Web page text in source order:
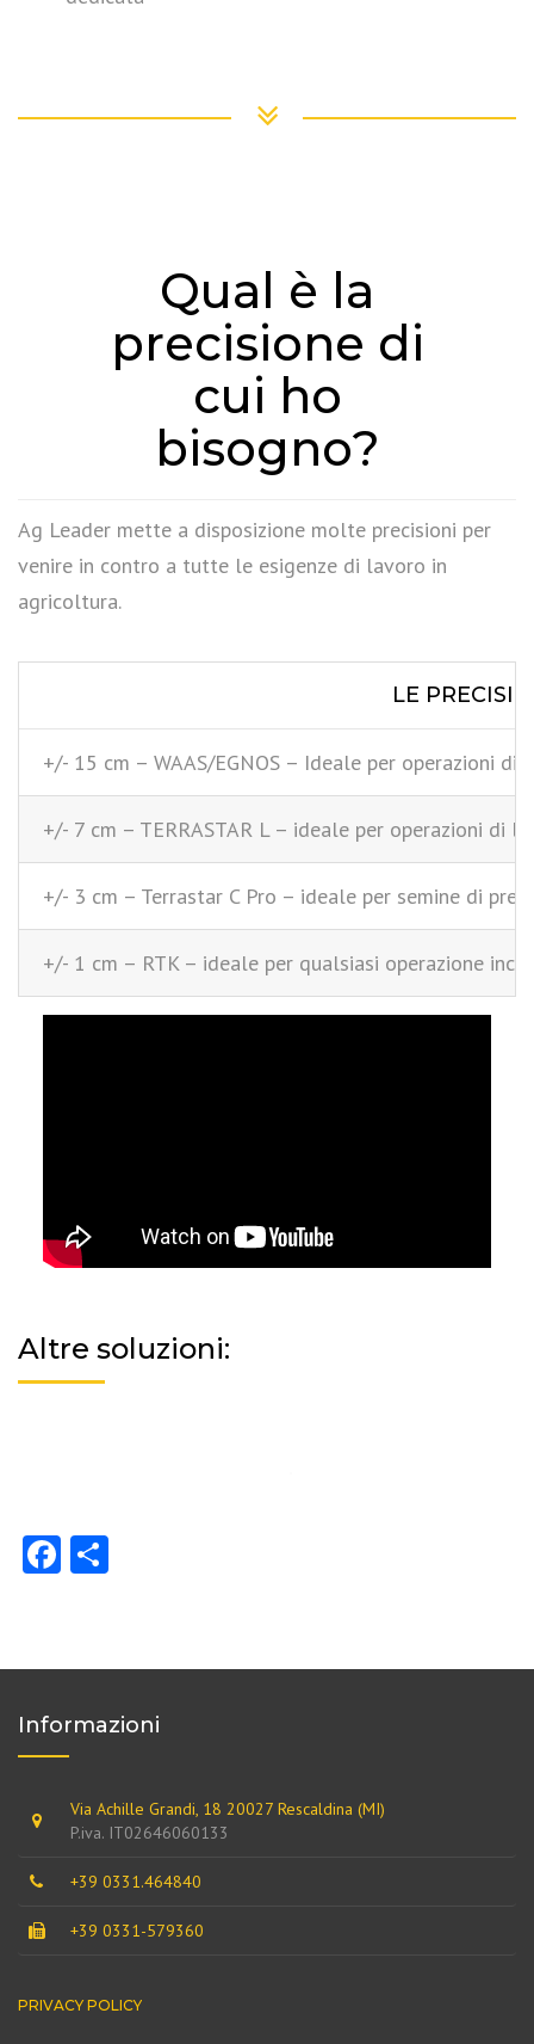
Qual è la
precisione di
cui ho
bisogno?
Ag Leader mette a disposizione molte precisioni per
venire in contro a tutte le esigenze di lavoro in
agricoltura.
LE
+/- 15 cm – WAAS/EGNOS – Ideale per operazioni di
+/- 7 cm – TERRASTAR L – ideale per operazioni di
+/- 3 cm – Terrastar C Pro – ideale per semine di
+/- 1 cm – RTK – ideale per qualsiasi operazione
Altre soluzioni:
Facebook
Informazioni
Via Achille Grandi, 18 20027 Rescaldina (MI)
P.iva. IT02646060133
+39 0331.464840
+39 0331-579360
PRIVACY POLICY